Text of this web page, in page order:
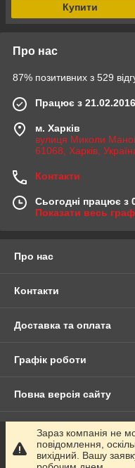
Купити
Про нас
87% позитивних з 529
Працює з 21.02.2016
м. Харків
вулиця Миколи
61068, Харків,
Контакти
Сьогодні працює з
Показати весь
Про нас
Контакти
Доставка та оплата
Графік роботи
Повна версія сайту
Сайт створено на
Політика
Зараз компанія не
повідомлення,
вихідний. Вашу